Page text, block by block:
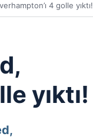
4 golle yıktı!
yıktı!